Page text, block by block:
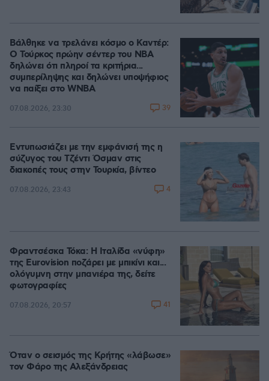
Βάλθηκε να τρελάνει κόσμο ο Καντέρ:
Ο Τούρκος πρώην σέντερ του NBA
δηλώνει ότι πληροί τα κριτήρια...
συμπερίληψης και δηλώνει υποψήφιος
να παίξει στο WNBA
07.08.2026, 23:30 39
Εντυπωσιάζει με την εμφάνισή της η
σύζυγος του Τζέντι Όσμαν στις
διακοπές τους στην Τουρκία, βίντεο
07.08.2026, 23:43 4
Φραντσέσκα Τόκα: Η Ιταλίδα «νύφη»
της Eurovision ποζάρει με μπικίνι και...
ολόγυμνη στην μπανιέρα της, δείτε
φωτογραφίες
07.08.2026, 20:57 41
Όταν ο σεισμός της Κρήτης «λάβωσε»
τον Φάρο της Αλεξάνδρειας